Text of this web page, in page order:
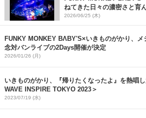
ねてきた日々の濃密さと育
年対バンライブ』レポート
2026/06/25 (木)
FUNKY MONKEY BΛBY'S×いきものがかり、メ
念対バンライブの2Days開催が決定
2026/01/26 (月)
いきものがかり、『帰りたくなったよ』を熱唱
WAVE INSPIRE TOKYO 2023＞
2023/07/19 (水)